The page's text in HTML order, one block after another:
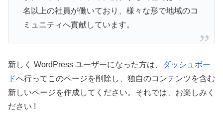
名以上の社員が働いており、様々な形で地域のコ
ミュニティへ貢献しています。
新しく WordPress ユーザーになった方は、
ダッシュボー
ドへ行ってこのページを削除し、独自のコンテンツを含む
新しいページを作成してください。それでは、お楽しみく
ださい !